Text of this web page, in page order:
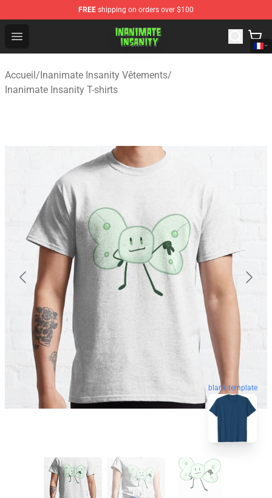
FREE shipping on orders over $100
Open menu
Inanimate Insanity Store - Official Inanimate Insanity
Accueil/Inanimate Insanity Vêtements/
Inanimate Insanity T-shirts
blank template